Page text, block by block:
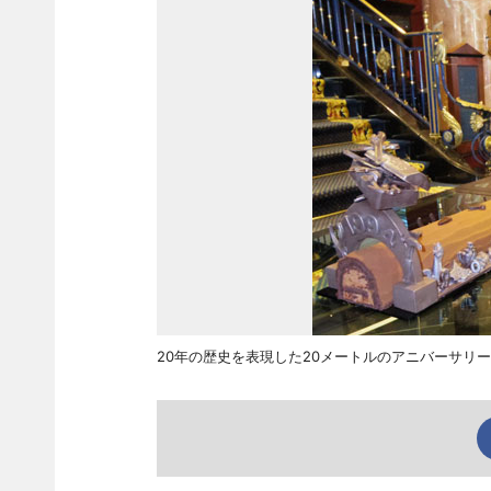
20年の歴史を表現した20メートルのアニバーサリ